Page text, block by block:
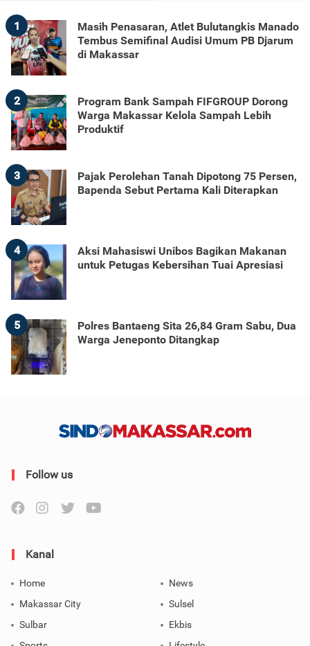
1
Masih Penasaran, Atlet Bulutangkis Manado
Tembus Semifinal Audisi Umum PB Djarum
di Makassar
2
Program Bank Sampah FIFGROUP Dorong
Warga Makassar Kelola Sampah Lebih
Produktif
3
Pajak Perolehan Tanah Dipotong 75 Persen,
Bapenda Sebut Pertama Kali Diterapkan
4
Aksi Mahasiswi Unibos Bagikan Makanan
untuk Petugas Kebersihan Tuai Apresiasi
5
Polres Bantaeng Sita 26,84 Gram Sabu, Dua
Warga Jeneponto Ditangkap
Follow us
Kanal
Home
News
Makassar City
Sulsel
Sulbar
Ekbis